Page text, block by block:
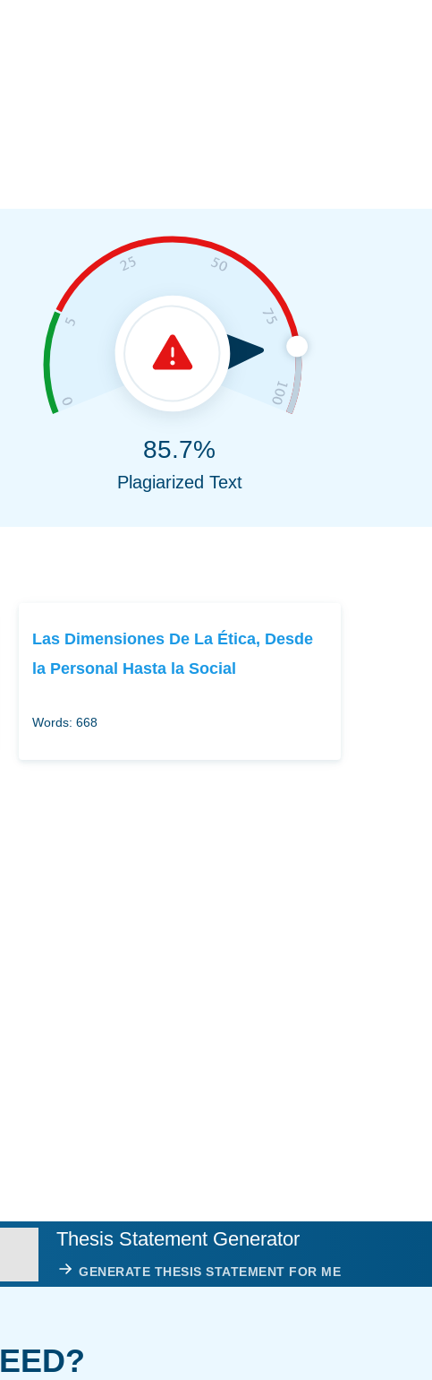
85.7%
Plagiarized Text
Las Dimensiones De La Ética, Desde
la Personal Hasta la Social
Words: 668
Thesis Statement Generator
GENERATE THESIS STATEMENT FOR ME